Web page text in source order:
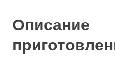
Описание